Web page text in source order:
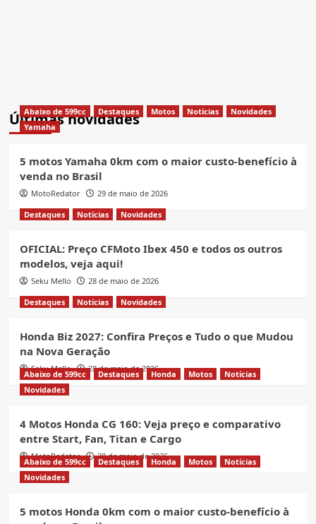
Últimas novidades
Abaixo de 599cc Destaques Motos Notícias
Novidades
Yamaha
5 motos Yamaha 0km com o maior custo-benefício à
venda no Brasil
MotoRedator
29 de maio de 2026
Destaques
Notícias Novidades
OFICIAL: Preço CFMoto Ibex 450 e todos os outros
modelos, veja aqui!
Seku Mello
28 de maio de 2026
Destaques
Notícias Novidades
Honda Biz 2027: Confira Preços e Tudo o que Mudou
na Nova Geração
Seku Mello 28 de maio de 2026
Abaixo de 599cc Destaques Honda Motos
Notícias
Novidades
4 Motos Honda CG 160: Veja preço e comparativo
entre Start, Fan, Titan e Cargo
MotoRedator 28 de maio de 2026
Abaixo de 599cc Destaques Honda Motos
Notícias
Novidades
5 motos Honda 0km com o maior custo-benefício à